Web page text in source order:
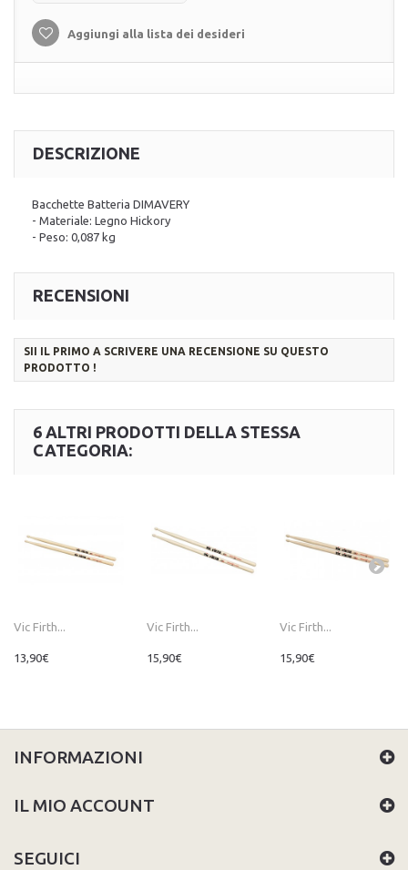
Aggiungi alla lista dei desideri
DESCRIZIONE
Bacchette Batteria DIMAVERY
- Materiale: Legno Hickory
- Peso: 0,087 kg
RECENSIONI
SII IL PRIMO A SCRIVERE UNA RECENSIONE SU QUESTO
PRODOTTO !
6 ALTRI PRODOTTI DELLA STESSA
CATEGORIA:
Vic Firth...
13,90€
Vic Firth...
15,90€
Vic Firth...
15,90€
INFORMAZIONI
IL MIO ACCOUNT
SEGUICI